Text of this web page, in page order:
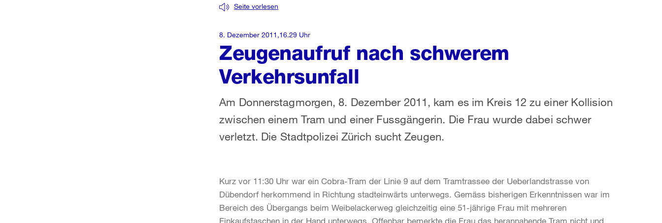
Zeugenaufruf nach schwerem
Verkehrsunfall
Seite vorlesen
Am Donnerstagmorgen, 8. Dezember 2011, kam es im Kreis 12 zu einer Kollision
zwischen einem Tram und einer Fussgängerin. Die Frau wurde dabei schwer
verletzt. Die Stadtpolizei Zürich sucht Zeugen.
8. Dezember 2011,16.29 Uhr
Kurz vor 11:30 Uhr war ein Cobra-Tram der Linie 9 auf dem Tramtrassee der Ueberlandstrasse von
Dübendorf herkommend in Richtung stadteinwärts unterwegs. Gemäss bisherigen Erkenntnissen war im
Bereich des Übergangs beim Weibelackerweg gleichzeitig eine 51-jährige Frau mit mehreren
Einkaufstaschen in der Hand unterwegs. Offenbar bemerkte die Frau das herannahende Tram nicht und